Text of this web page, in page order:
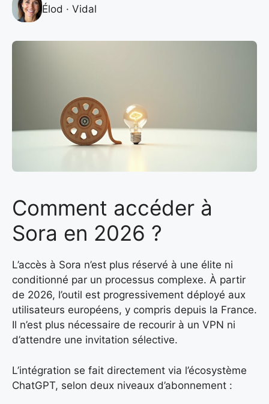
Élod · Vidal
Comment accéder à
Sora en 2026 ?
L’accès à Sora n’est plus réservé à une élite ni
conditionné par un processus complexe. À partir
de 2026, l’outil est progressivement déployé aux
utilisateurs européens, y compris depuis la France.
Il n’est plus nécessaire de recourir à un VPN ni
d’attendre une invitation sélective.
L’intégration se fait directement via l’écosystème
ChatGPT, selon deux niveaux d’abonnement :